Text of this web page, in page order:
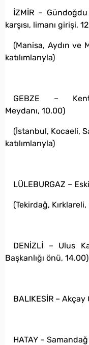
İZMİR –
karşısı, limanı girişi,
(Manisa, Aydın ve
katılımlarıyla)
GEBZE –
Meydanı, 10.00)
(İstanbul, Kocaeli,
katılımlarıyla)
LÜLEBURGAZ –
(Tekirdağ,
DENİZLİ – Ulus
Başkanlığı önü, 14.00)
BALIKESİR –
HATAY –